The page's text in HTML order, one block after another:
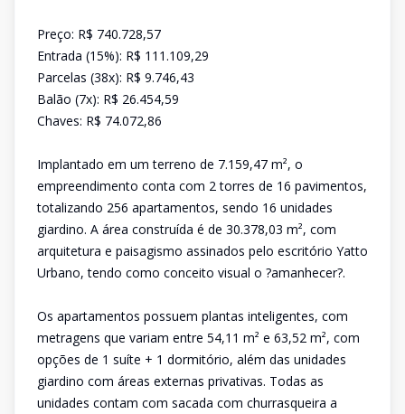
Preço: R$ 740.728,57
Entrada (15%): R$ 111.109,29
Parcelas (38x): R$ 9.746,43
Balão (7x): R$ 26.454,59
Chaves: R$ 74.072,86
Implantado em um terreno de 7.159,47 m², o
empreendimento conta com 2 torres de 16 pavimentos,
totalizando 256 apartamentos, sendo 16 unidades
giardino. A área construída é de 30.378,03 m², com
arquitetura e paisagismo assinados pelo escritório Yatto
Urbano, tendo como conceito visual o ?amanhecer?.
Os apartamentos possuem plantas inteligentes, com
metragens que variam entre 54,11 m² e 63,52 m², com
opções de 1 suíte + 1 dormitório, além das unidades
giardino com áreas externas privativas. Todas as
unidades contam com sacada com churrasqueira a